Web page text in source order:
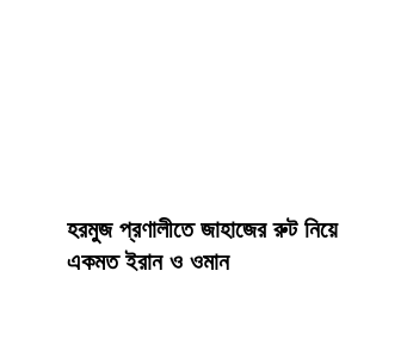
হরমুজ প্রণালীতে জাহাজের রুট নিয়ে
একমত ইরান ও ওমান